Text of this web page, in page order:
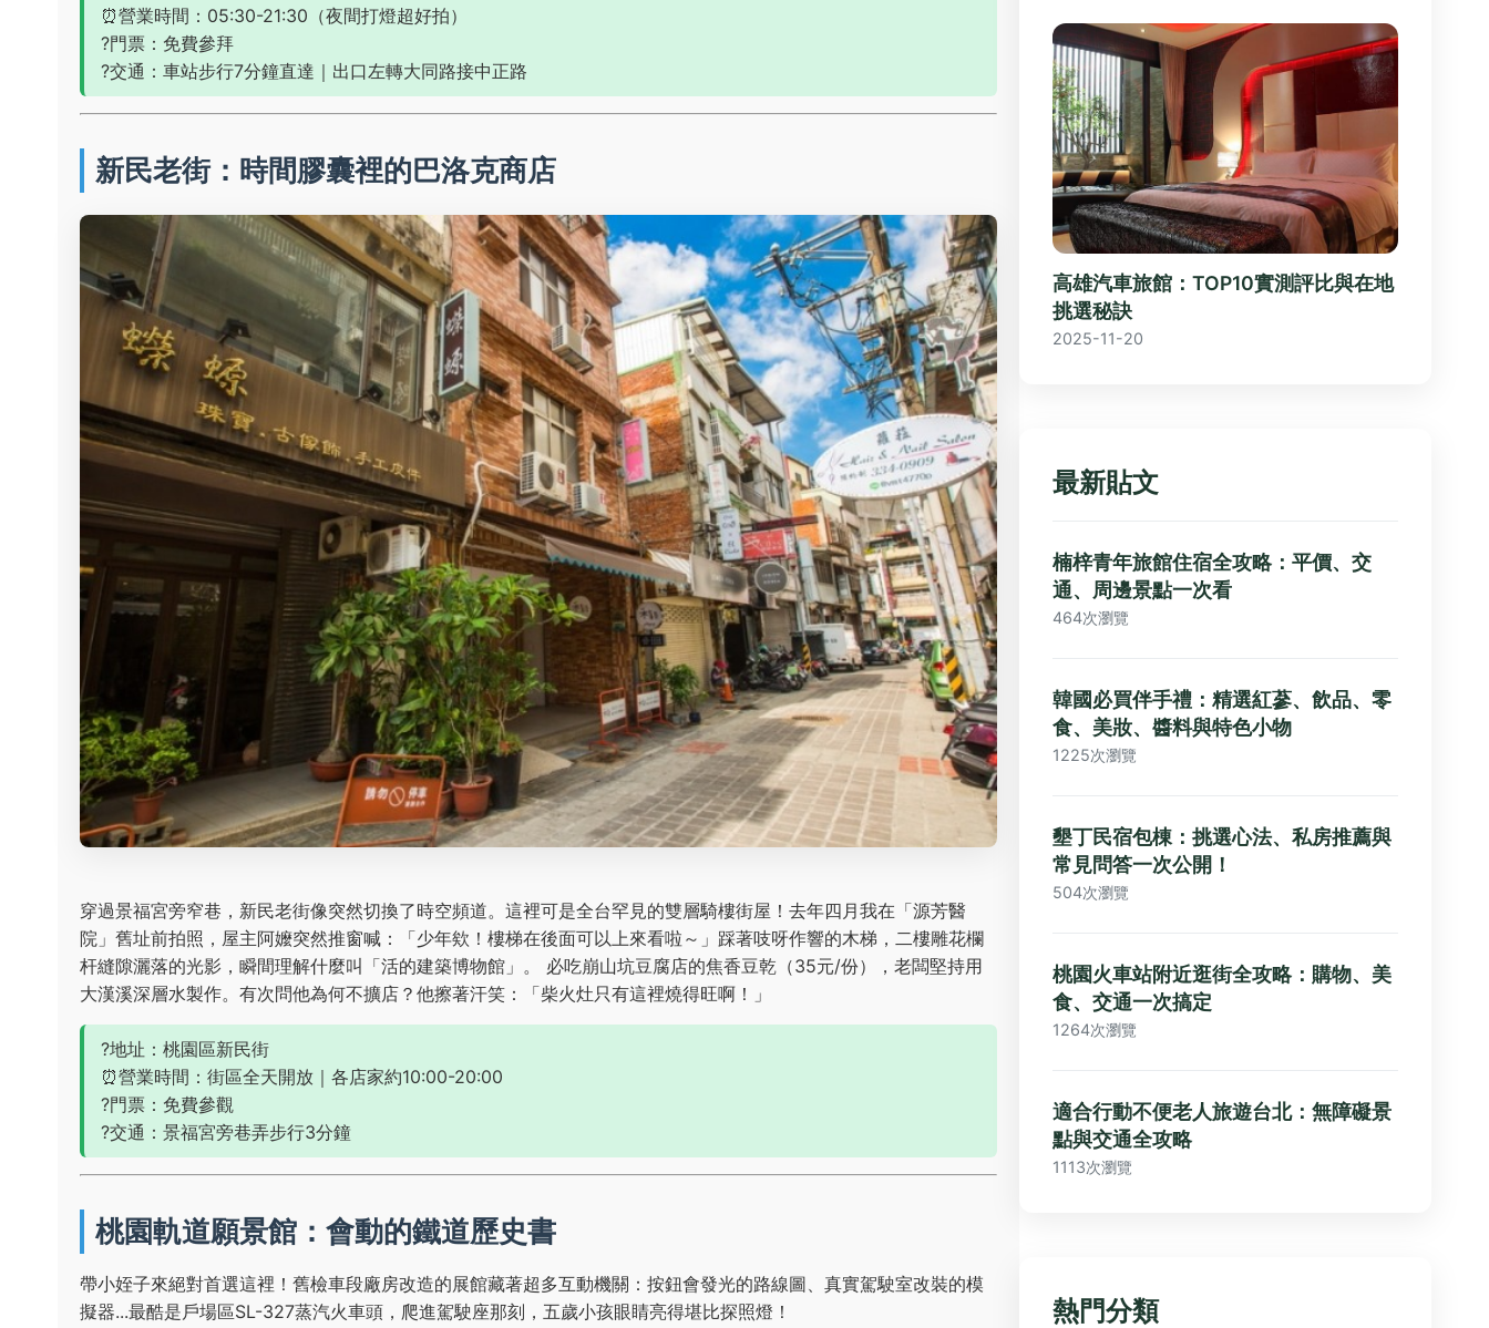
⏰營業時間：05:30-21:30（夜間打燈超好拍）
?門票：免費參拜
?交通：車站步行7分鐘直達｜出口左轉大同路接中正路
新民老街：時間膠囊裡的巴洛克商店
穿過景福宮旁窄巷，新民老街像突然切換了時空頻道。這裡可是全台罕見的雙層騎樓街屋！去年四月我在「源芳醫
院」舊址前拍照，屋主阿嬤突然推窗喊：「少年欸！樓梯在後面可以上來看啦～」踩著吱呀作響的木梯，二樓雕花欄
杆縫隙灑落的光影，瞬間理解什麼叫「活的建築博物館」。 必吃崩山坑豆腐店的焦香豆乾（35元/份），老闆堅持用
大漢溪深層水製作。有次問他為何不擴店？他擦著汗笑：「柴火灶只有這裡燒得旺啊！」
?地址：桃園區新民街
⏰營業時間：街區全天開放｜各店家約10:00-20:00
?門票：免費參觀
?交通：景福宮旁巷弄步行3分鐘
桃園軌道願景館：會動的鐵道歷史書
帶小姪子來絕對首選這裡！舊檢車段廠房改造的展館藏著超多互動機關：按鈕會發光的路線圖、真實駕駛室改裝的模
擬器...最酷是戶場區SL-327蒸汽火車頭，爬進駕駛座那刻，五歲小孩眼睛亮得堪比探照燈！
高雄汽車旅館：TOP10實測評比與在地
挑選秘訣
2025-11-20
最新貼文
楠梓青年旅館住宿全攻略：平價、交
通、周邊景點一次看
464次瀏覽
韓國必買伴手禮：精選紅蔘、飲品、零
食、美妝、醬料與特色小物
1225次瀏覽
墾丁民宿包棟：挑選心法、私房推薦與
常見問答一次公開！
504次瀏覽
桃園火車站附近逛街全攻略：購物、美
食、交通一次搞定
1264次瀏覽
適合行動不便老人旅遊台北：無障礙景
點與交通全攻略
1113次瀏覽
熱門分類